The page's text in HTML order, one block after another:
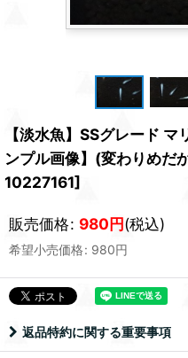
【淡水魚】SSグレード
ンプル画像】(変わりめだ
10227161]
販売価格: 980円(税込)
希望小売価格: 980円
返品特約に関する重要事項